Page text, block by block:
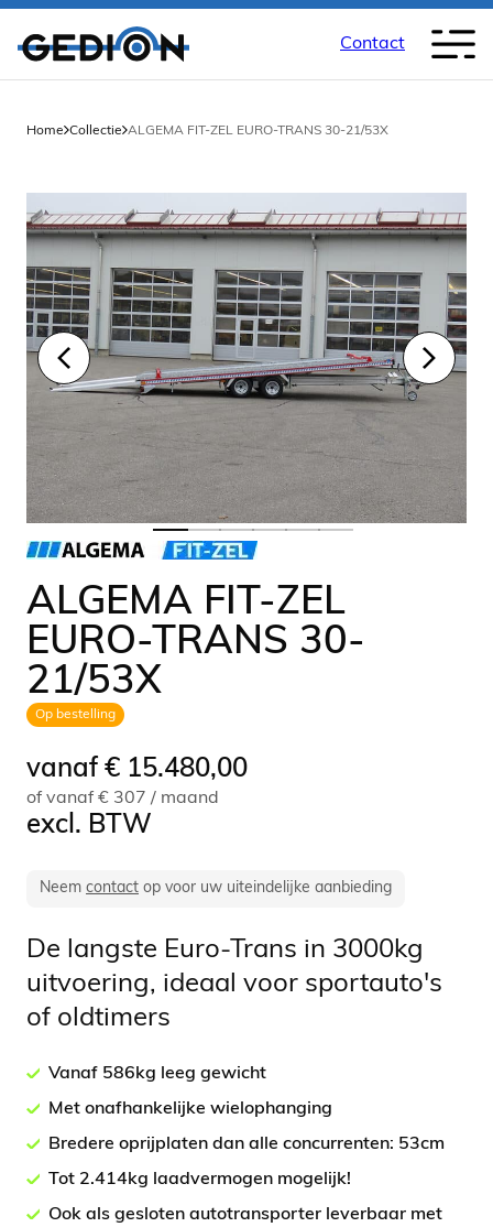
Contact
Home Collectie ALGEMA FIT-ZEL EURO-TRANS 30-21/53X
ALGEMA FIT-ZEL
EURO-TRANS 30-
21/53X
Op bestelling
vanaf € 15.480,00
of vanaf € 307 / maand
excl. BTW
Neem contact op voor uw uiteindelijke aanbieding
De langste Euro-Trans in 3000kg
uitvoering, ideaal voor sportauto's
of oldtimers
Vanaf 586kg leeg gewicht
Met onafhankelijke wielophanging
Bredere oprijplaten dan alle concurrenten: 53cm
Tot 2.414kg laadvermogen mogelijk!
Ook als gesloten autotransporter leverbaar met